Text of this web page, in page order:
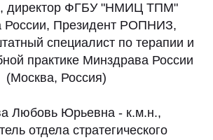
директор ФГБУ "НМИЦ ТПМ"
России, Президент РОПНИЗ,
специалист по терапии и
практике Минздрава России
(Москва, Россия)
Любовь Юрьевна - к.м.н.,
отдела стратегического